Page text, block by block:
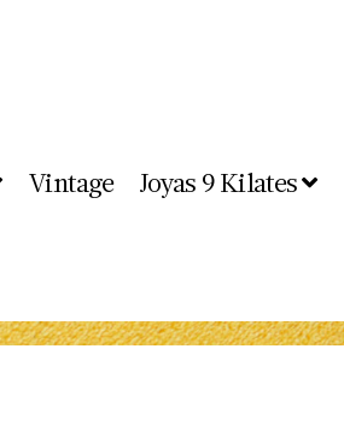
Vintage Joyas 9 Kilates